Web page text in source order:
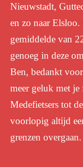
Nieuwstadt,
en zo naar Elsloo.
gemiddelde van
genoeg in deze
Ben, bedankt
meer geluk met je
Medefietsers tot
voorlopig altijd
grenzen